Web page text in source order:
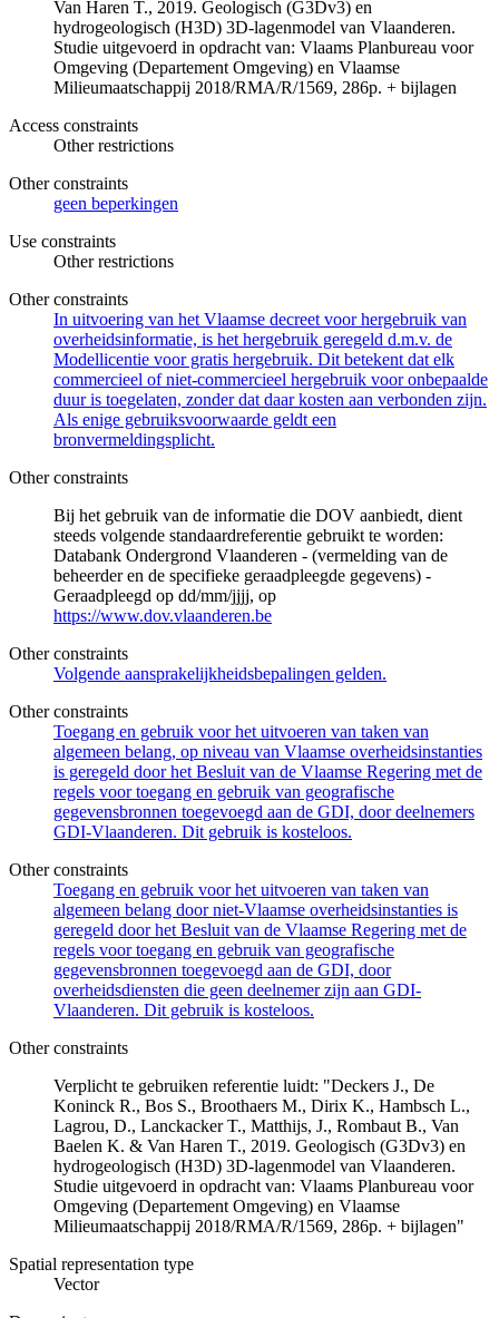
Van Haren T., 2019. Geologisch (G3Dv3) en
hydrogeologisch (H3D) 3D-lagenmodel van Vlaanderen.
Studie uitgevoerd in opdracht van: Vlaams Planbureau voor
Omgeving (Departement Omgeving) en Vlaamse
Milieumaatschappij 2018/RMA/R/1569, 286p. + bijlagen
Access constraints
Other restrictions
Other constraints
geen beperkingen
Use constraints
Other restrictions
Other constraints
In uitvoering van het Vlaamse decreet voor hergebruik van
overheidsinformatie, is het hergebruik geregeld d.m.v. de
Modellicentie voor gratis hergebruik. Dit betekent dat elk
commercieel of niet-commercieel hergebruik voor onbepaalde
duur is toegelaten, zonder dat daar kosten aan verbonden zijn.
Als enige gebruiksvoorwaarde geldt een
bronvermeldingsplicht.
Other constraints
Bij het gebruik van de informatie die DOV aanbiedt, dient
steeds volgende standaardreferentie gebruikt te worden:
Databank Ondergrond Vlaanderen - (vermelding van de
beheerder en de specifieke geraadpleegde gegevens) -
Geraadpleegd op dd/mm/jjjj, op
https://www.dov.vlaanderen.be
Other constraints
Volgende aansprakelijkheidsbepalingen gelden.
Other constraints
Toegang en gebruik voor het uitvoeren van taken van
algemeen belang, op niveau van Vlaamse overheidsinstanties
is geregeld door het Besluit van de Vlaamse Regering met de
regels voor toegang en gebruik van geografische
gegevensbronnen toegevoegd aan de GDI, door deelnemers
GDI-Vlaanderen. Dit gebruik is kosteloos.
Other constraints
Toegang en gebruik voor het uitvoeren van taken van
algemeen belang door niet-Vlaamse overheidsinstanties is
geregeld door het Besluit van de Vlaamse Regering met de
regels voor toegang en gebruik van geografische
gegevensbronnen toegevoegd aan de GDI, door
overheidsdiensten die geen deelnemer zijn aan GDI-
Vlaanderen. Dit gebruik is kosteloos.
Other constraints
Verplicht te gebruiken referentie luidt: "Deckers J., De
Koninck R., Bos S., Broothaers M., Dirix K., Hambsch L.,
Lagrou, D., Lanckacker T., Matthijs, J., Rombaut B., Van
Baelen K. & Van Haren T., 2019. Geologisch (G3Dv3) en
hydrogeologisch (H3D) 3D-lagenmodel van Vlaanderen.
Studie uitgevoerd in opdracht van: Vlaams Planbureau voor
Omgeving (Departement Omgeving) en Vlaamse
Milieumaatschappij 2018/RMA/R/1569, 286p. + bijlagen"
Spatial representation type
Vector